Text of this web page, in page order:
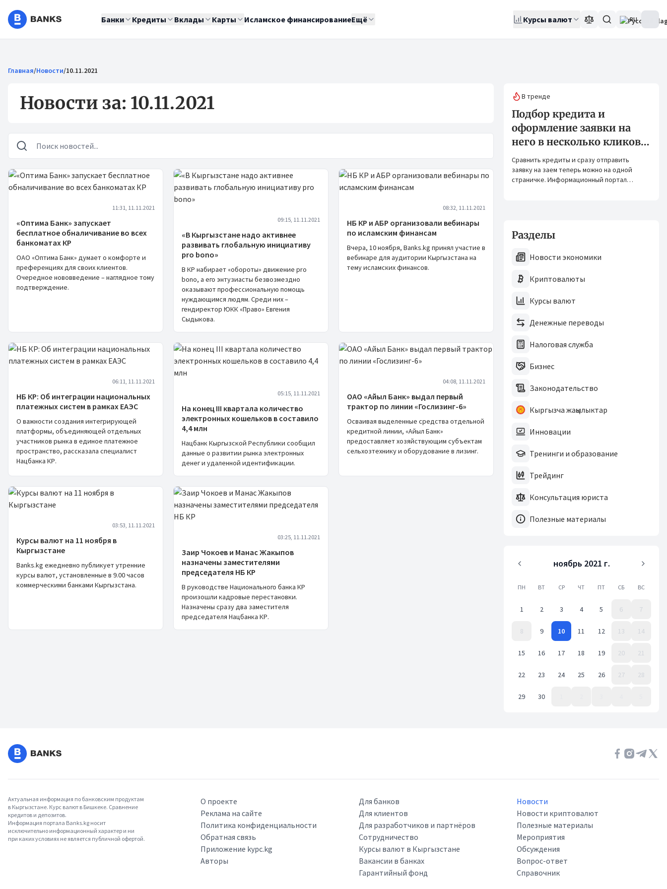
Банки Кредиты Вклады Карты Исламское финансированиеЕщё Курсы валют RU
Главная/Новости/10.11.2021
Новости за: 10.11.2021
Новости
11:31, 11.11.2021
«Оптима Банк» запускает
бесплатное обналичивание во всех
банкоматах КР
ОАО «Оптима Банк» думает о комфорте и
преференциях для своих клиентов.
Очередное нововведение – наглядное тому
подтверждение.
09:15, 11.11.2021
«В Кыргызстане надо активнее
развивать глобальную инициативу
рro bono»
В КР набирает «обороты» движение pro
bono, а его энтузиасты безвозмездно
оказывают профессиональную помощь
нуждающимся людям. Среди них –
гендиректор ЮКК «Право» Евгения
Сыдыкова.
08:32, 11.11.2021
НБ КР и АБР организовали вебинары
по исламским финансам
Вчера, 10 ноября, Banks.kg принял участие в
вебинаре для аудитории Кыргызстана на
тему исламских финансов.
06:11, 11.11.2021
НБ КР: Об интеграции национальных
платежных систем в рамках ЕАЭС
О важности создания интегрирующей
платформы, объединяющей отдельных
участников рынка в единое платежное
пространство, рассказала специалист
Нацбанка КР.
05:15, 11.11.2021
На конец III квартала количество
электронных кошельков в составило
4,4 млн
Нацбанк Кыргызской Республики сообщил
данные о развитии рынка электронных
денег и удаленной идентификации.
04:08, 11.11.2021
ОАО «Айыл Банк» выдал первый
трактор по линии «Гослизинг-6»
Осваивая выделенные средства отдельной
кредитной линии, «Айыл Банк»
предоставляет хозяйствующим субъектам
сельхозтехнику и оборудование в лизинг.
03:53, 11.11.2021
Курсы валют на 11 ноября в
Кыргызстане
Banks.kg ежедневно публикует утренние
курсы валют, установленные в 9.00 часов
коммерческими банками Кыргызстана.
03:25, 11.11.2021
Заир Чокоев и Манас Жакыпов
назначены заместителями
председателя НБ КР
В руководстве Национального банка КР
произошли кадровые перестановки.
Назначены сразу два заместителя
председателя Нацбанка КР.
В тренде
Подбор кредита и
оформление заявки на
него в несколько кликов:
Banks.kg и Bank.kg стали
партнерами
Сравнить кредиты и сразу отправить
заявку на заем теперь можно на одной
страничке. Информационный портал
Разделы
Новости экономики
Криптовалюты
Курсы валют
Денежные переводы
Налоговая служба
Бизнес
Законодательство
Кыргызча жаңылыктар
Инновации
Тренинги и образование
Трейдинг
Консультация юриста
Полезные материалы
ноябрь 2021 г.
ПН ВТ СР ЧТ ПТ СБ ВС
1 2 3 4 5 6 7
8 9 10 11 12 13 14
15 16 17 18 19 20 21
22 23 24 25 26 27 28
29 30
Актуальная информация по банковским продуктам
в Кыргызстане. Курс валют в Бишкеке. Сравнение
кредитов и депозитов.
Информация портала Banks.kg носит
исключительно информационный характер и ни
при каких условиях не является публичной офертой.
О проекте
Реклама на сайте
Политика конфиденциальности
Обратная связь
Приложение kypc.kg
Авторы
Для банков
Для клиентов
Для разработчиков и партнёров
Сотрудничество
Курсы валют в Кыргызстане
Вакансии в банках
Гарантийный фонд
Новости
Новости криптовалют
Полезные материалы
Мероприятия
Обсуждения
Вопрос-ответ
Справочник